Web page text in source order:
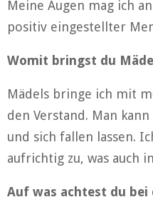
Meine Augen mag ich
positiv eingestellter
Womit bringst du
Mädels bringe ich mit
den Verstand. Man
und sich fallen lassen.
aufrichtig zu, was auch
Auf was achtest du bei